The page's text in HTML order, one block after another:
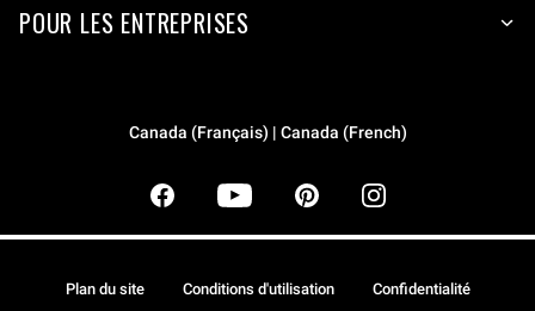
POUR LES ENTREPRISES
Canada (Français) | Canada (French)
Plan du site Conditions d'utilisation Confidentialité